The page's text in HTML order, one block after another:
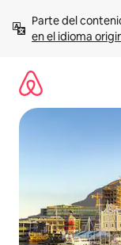
contenido
Parte del
en el idioma